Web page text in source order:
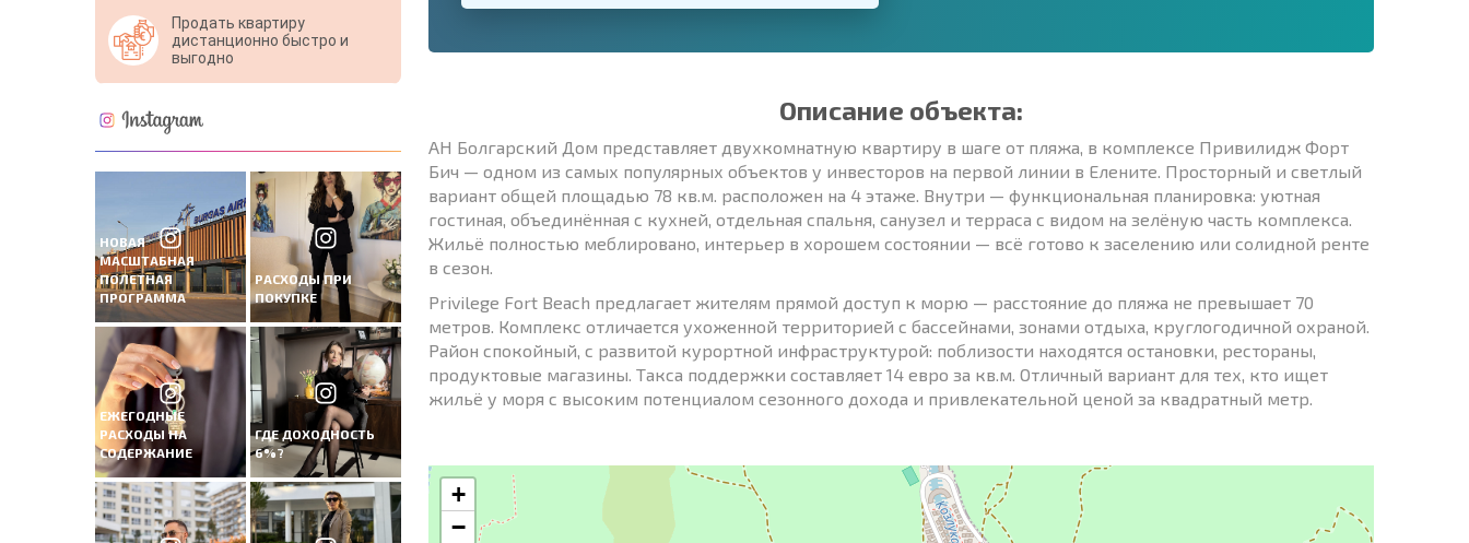
Продать квартиру
дистанционно быстро и
выгодно
НОВАЯ
МАСШТАБНАЯ
ПОЛЕТНАЯ
ПРОГРАММА
РАСХОДЫ ПРИ
ПОКУПКЕ
ЕЖЕГОДНЫЕ
РАСХОДЫ НА
СОДЕРЖАНИЕ
ГДЕ ДОХОДНОСТЬ
6%?
Описание объекта:
АН Болгарский Дом представляет двухкомнатную квартиру в шаге от пляжа, в комплексе Привилидж Форт
Бич — одном из самых популярных объектов у инвесторов на первой линии в Елените. Просторный и светлый
вариант общей площадью 78 кв.м. расположен на 4 этаже. Внутри — функциональная планировка: уютная
гостиная, объединённая с кухней, отдельная спальня, санузел и терраса с видом на зелёную часть комплекса.
Жильё полностью меблировано, интерьер в хорошем состоянии — всё готово к заселению или солидной ренте
в сезон.
Privilege Fort Beach предлагает жителям прямой доступ к морю — расстояние до пляжа не превышает 70
метров. Комплекс отличается ухоженной территорией с бассейнами, зонами отдыха, круглогодичной охраной.
Район спокойный, с развитой курортной инфраструктурой: поблизости находятся остановки, рестораны,
продуктовые магазины. Такса поддержки составляет 14 евро за кв.м. Отличный вариант для тех, кто ищет
жильё у моря с высоким потенциалом сезонного дохода и привлекательной ценой за квадратный метр.
+
−